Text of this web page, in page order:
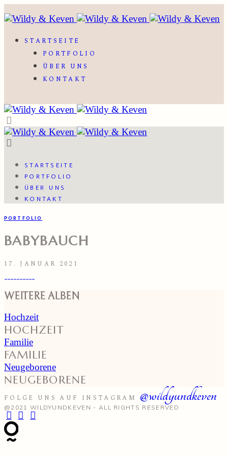
STARTSEITE
PORTFOLIO
ÜBER UNS
KONTAKT
STARTSEITE
PORTFOLIO
ÜBER UNS
KONTAKT
PORTFOLIO
BABYBAUCH
17. JANUAR 2021
WEITERE ALBEN
Hochzeit
HOCHZEIT
Familie
FAMILIE
Neugeborene
NEUGEBORENE
FOLGE UNS AUF INSTAGRAM @wildyundkeven
@2021 WILDYUNDKEVEN - ALL RIGHTS RESERVED